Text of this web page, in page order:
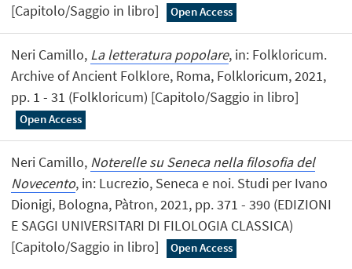
[Capitolo/Saggio in libro]
Open Access
Neri Camillo, La letteratura popolare, in: Folkloricum.
Archive of Ancient Folklore, Roma, Folkloricum, 2021,
pp. 1 - 31 (Folkloricum) [Capitolo/Saggio in libro]
Open Access
Neri Camillo, Noterelle su Seneca nella filosofia del
Novecento, in: Lucrezio, Seneca e noi. Studi per Ivano
Dionigi, Bologna, Pàtron, 2021, pp. 371 - 390 (EDIZIONI
E SAGGI UNIVERSITARI DI FILOLOGIA CLASSICA)
[Capitolo/Saggio in libro]
Open Access